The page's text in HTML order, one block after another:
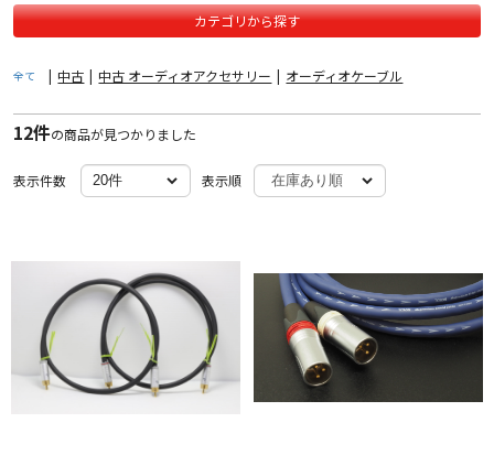
カテゴリから探す
全て | 中古 | 中古 オーディオアクセサリー | オーディオケーブル
12件の商品が見つかりました
表示件数 表示順